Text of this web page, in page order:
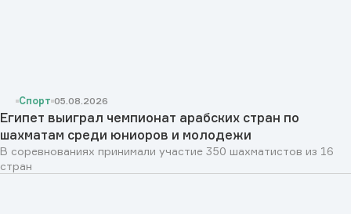
Спорт 05.08.2026
Египет выиграл чемпионат арабских стран по
шахматам среди юниоров и молодежи
В соревнованиях принимали участие 350 шахматистов из 16
стран